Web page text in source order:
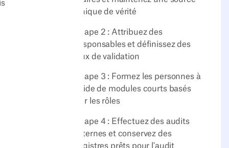
unique de vérité
Étape 2 : Attribuez des
responsables et définissez des
flux de validation
Étape 3 : Formez les personnes à
l'aide de modules courts basés
sur les rôles
Étape 4 : Effectuez des audits
internes et conservez des
registres prêts pour l'audit